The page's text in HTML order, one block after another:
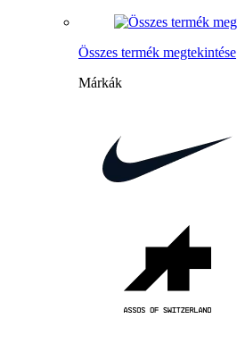
Összes termék megtekintése
Márkák